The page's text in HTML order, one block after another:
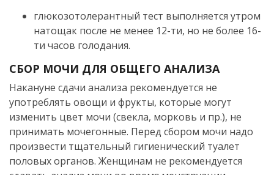
глюкозотолерантный тест выполняется утром
натощак после не менее 12-ти, но не более 16-
ти часов голодания.
СБОР МОЧИ ДЛЯ ОБЩЕГО АНАЛИЗА
Накануне сдачи анализа рекомендуется не
употреблять овощи и фрукты, которые могут
изменить цвет мочи (свекла, морковь и пр.), не
принимать мочегонные. Перед сбором мочи надо
произвести тщательный гигиенический туалет
половых органов. Женщинам не рекомендуется